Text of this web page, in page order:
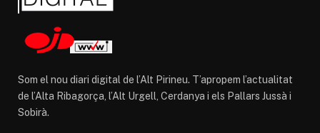
Som el nou diari digital de l’Alt Pirineu. T’apropem l’actualitat
de l’Alta Ribagorça, l’Alt Urgell, Cerdanya i els Pallars Jussà i
Sobirà.